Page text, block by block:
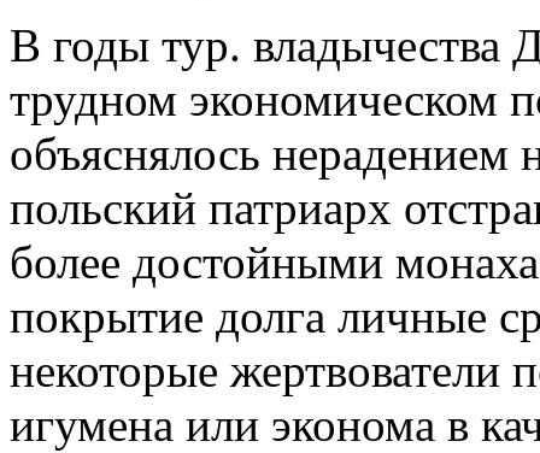
В годы тур. владычества
трудном экономическом
объяснялось
польский патриарх
более достойными
покрытие долга личные
некоторые жертвователи
игумена или эконома в